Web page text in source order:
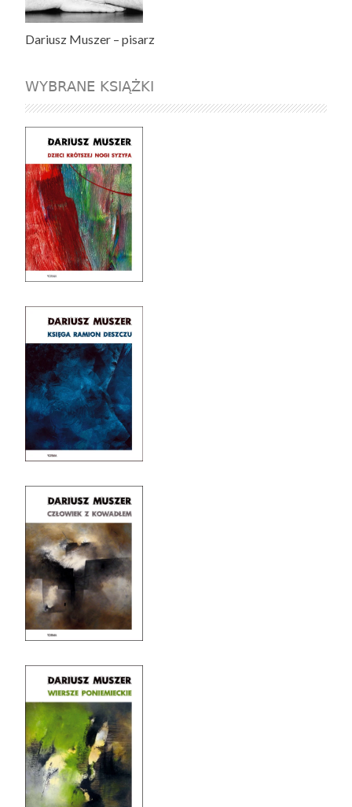
Dariusz Muszer – pisarz
WYBRANE KSIĄŻKI